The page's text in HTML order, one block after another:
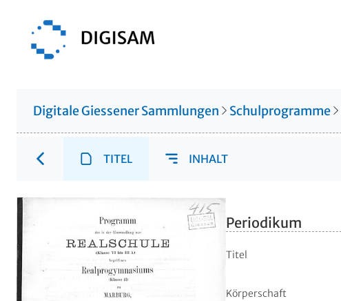
Digitale Giessener Sammlungen Schulprogramme
TITEL INHALT
Periodikum
Titel
Körperschaft